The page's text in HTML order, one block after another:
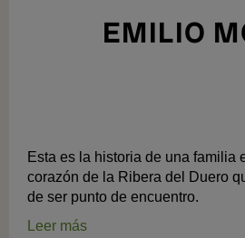
EMILIO
Esta es la historia de una familia
corazón de la Ribera del Duero
de ser punto de encuentro.
Leer más